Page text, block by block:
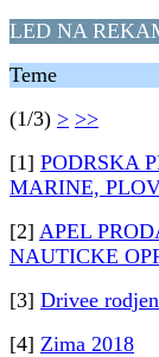
LED NA
Teme
(1/3) > >>
[1] PODRSKA
MARINE,
[2] APEL
NAUTICKE
[3] Drivee
[4] Zima 2018